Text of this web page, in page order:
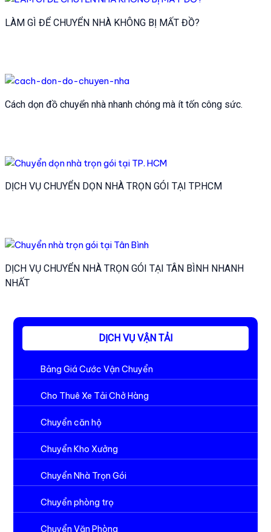
LÀM GÌ ĐỂ CHUYỂN NHÀ KHÔNG BỊ MẤT ĐỒ?
Cách dọn đồ chuyển nhà nhanh chóng mà ít tốn công sức.
DỊCH VỤ CHUYỂN DỌN NHÀ TRỌN GÓI TẠI TP.HCM
DỊCH VỤ CHUYỂN NHÀ TRỌN GÓI TẠI TÂN BÌNH NHANH
NHẤT
DỊCH VỤ VẬN TẢI
Bảng Giá Cước Vận Chuyển
Cho Thuê Xe Tải Chở Hàng
Chuyển căn hộ
Chuyển Kho Xưởng
Chuyển Nhà Trọn Gói
Chuyển phòng trọ
Chuyển Văn Phòng